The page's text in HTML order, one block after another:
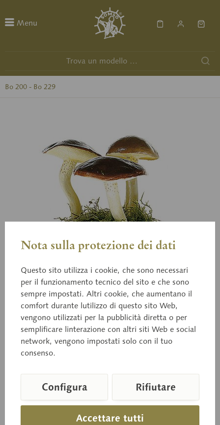
Menu
Bo 200 - Bo 229
Bo 212
Suillus granulatus
(L. ex FR.) O. KTZE
Prezzo su richiesta
Tempi di consegna su richiesta
Nota sulla protezione dei dati
Questo sito utilizza i cookie, che sono necessari
per il funzionamento tecnico del sito e che sono
sempre impostati. Altri cookie, che aumentano il
comfort durante lutilizzo di questo sito Web,
vengono utilizzati per la pubblicità diretta o per
semplificare linterazione con altri siti Web e social
network, vengono impostati solo con il tuo
consenso.
Accettare tutti
Configura Rifiutare